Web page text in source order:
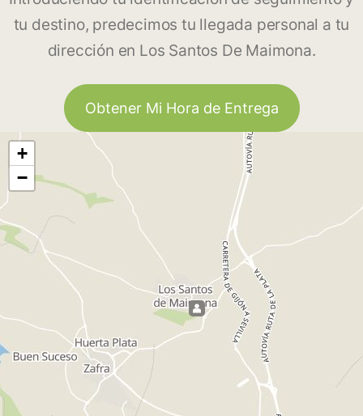
tu destino, predecimos tu llegada personal a tu
dirección en Los Santos De Maimona.
Obtener Mi Hora de Entrega
+
−